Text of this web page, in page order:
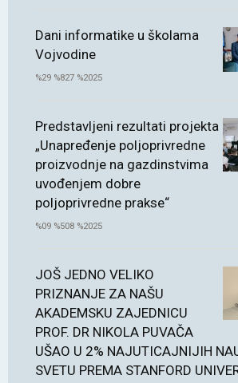
Dani informatike u školama
Vojvodine
%29 %827 %2025
Predstavljeni rezultati projekta
„Unapređenje poljoprivredne
proizvodnje na gazdinstvima
uvođenjem dobre
poljoprivredne prakse“
%09 %508 %2025
JOŠ JEDNO VELIKO
PRIZNANJE ZA NAŠU
AKADEMSKU ZAJEDNICU
PROF. DR NIKOLA PUVAČA
UŠAO U 2% NAJUTICAJNIJIH
SVETU PREMA STANFORD